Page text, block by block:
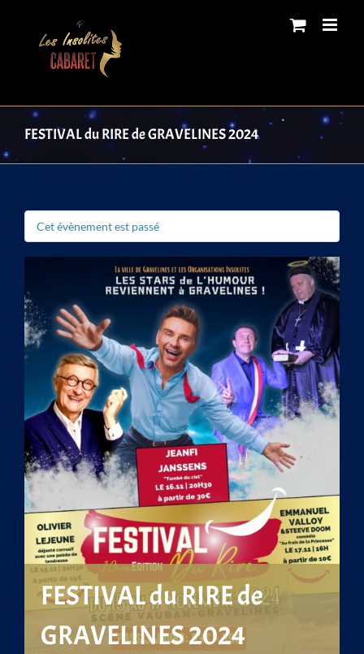
FESTIVAL du RIRE de GRAVELINES 2024
Cet évènement est passé
FESTIVAL du RIRE de
GRAVELINES 2024